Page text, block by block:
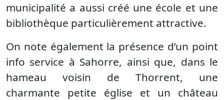
municipalité a aussi créé une école et une
bibliothèque particulièrement attractive.
On note également la présence d’un point
info service à Sahorre, ainsi que, dans le
hameau voisin de Thorrent, une
charmante petite église et un château